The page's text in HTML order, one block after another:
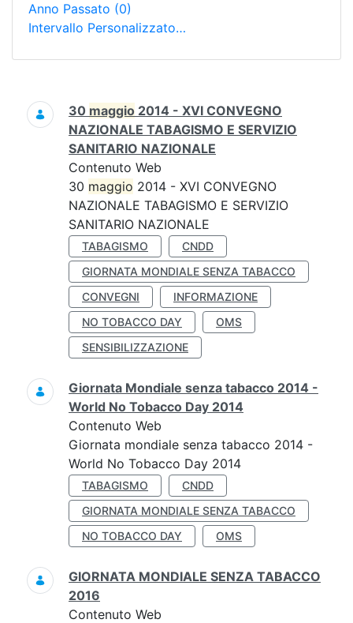
Anno Passato (0)
Intervallo Personalizzato…
Ricerca
30 maggio 2014 - XVI CONVEGNO
NAZIONALE TABAGISMO E SERVIZIO
SANITARIO NAZIONALE
Contenuto Web
30 maggio 2014 - XVI CONVEGNO
NAZIONALE TABAGISMO E SERVIZIO
SANITARIO NAZIONALE
TABAGISMO
CNDD
GIORNATA MONDIALE SENZA TABACCO
CONVEGNI
INFORMAZIONE
NO TOBACCO DAY
OMS
SENSIBILIZZAZIONE
Giornata Mondiale senza tabacco 2014 -
World No Tobacco Day 2014
Contenuto Web
Giornata mondiale senza tabacco 2014 -
World No Tobacco Day 2014
TABAGISMO
CNDD
GIORNATA MONDIALE SENZA TABACCO
NO TOBACCO DAY
OMS
GIORNATA MONDIALE SENZA TABACCO
2016
Contenuto Web